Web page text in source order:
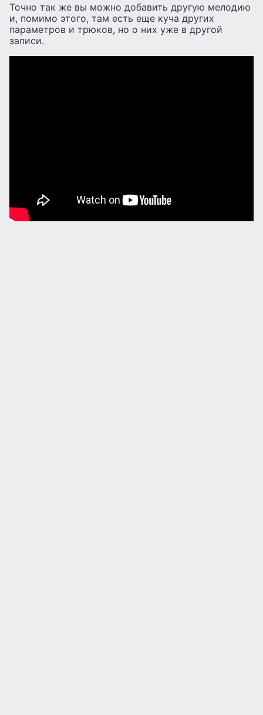
Точно так же вы можно добавить другую мелодию
и, помимо этого, там есть еще куча других
параметров и трюков, но о них уже в другой
записи.